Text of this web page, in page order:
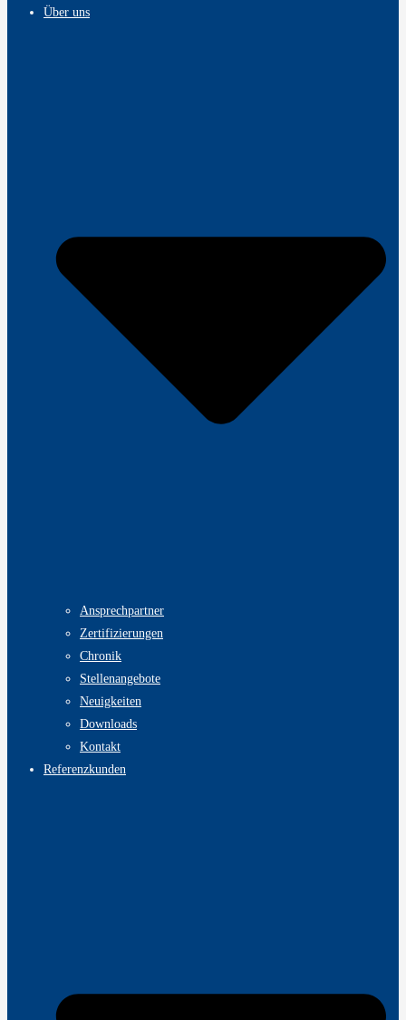
Über uns
Ansprechpartner
Zertifizierungen
Chronik
Stellenangebote
Neuigkeiten
Downloads
Kontakt
Referenzkunden